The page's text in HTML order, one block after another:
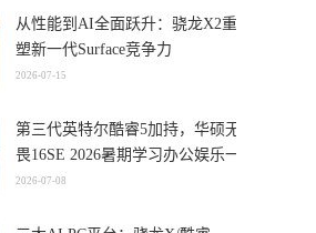
从性能到AI全面跃升：骁龙X2重
塑新一代Surface竞争力
2026-07-15
第三代英特尔酷睿5加持，华硕无
畏16SE 2026暑期学习办公娱乐一
机搞定
2026-07-08